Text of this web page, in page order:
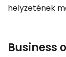
helyzetének
Business